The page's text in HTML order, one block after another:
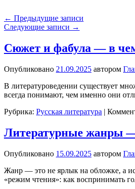
← Предыдущие записи
Следующие записи →
Сюжет и фабула — в
Опубликовано 21.09.2025 автором
В литературоведении существует
всегда понимают, чем именно они
Рубрика: Русская литература |
Литературные жанры —
Опубликовано 15.09.2025 автором
Жанр — это не ярлык на обложке, а
«режим чтения»: как воспринимать